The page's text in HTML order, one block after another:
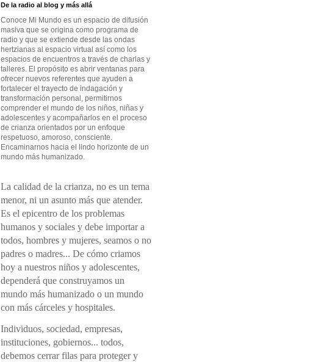
De la radio al blog y más allá
Conoce Mi Mundo es un espacio de difusión
masiva que se origina como programa de
radio y que se extiende desde las ondas
hertzianas al espacio virtual así como los
espacios de encuentros a través de charlas y
talleres. El propósito es abrir ventanas para
ofrecer nuevos referentes que ayuden a
fortalecer el trayecto de indagación y
transformación personal, permitirnos
comprender el mundo de los niños, niñas y
adolescentes y acompañarlos en el proceso
de crianza orientados por un enfoque
respetuoso, amoroso, consciente.
Encaminarnos hacia el lindo horizonte de un
mundo más humanizado.
La calidad de la crianza, no es un tema
menor, ni un asunto más que atender.
Es el epicentro de los problemas
humanos y sociales y debe importar a
todos, hombres y mujeres, seamos o no
padres o madres... De cómo criamos
hoy a nuestros niños y adolescentes,
dependerá que construyamos un
mundo más humanizado o un mundo
con más cárceles y hospitales.
Individuos, sociedad, empresas,
instituciones, gobiernos... todos,
debemos cerrar filas para proteger y